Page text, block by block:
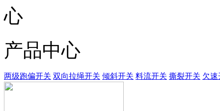
产品中心
两级跑偏开关 双向拉绳开关 倾斜开关 料流开关 撕裂开关 欠速